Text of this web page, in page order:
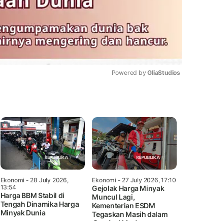
Powered by GliaStudios
Ekonomi - 28 July 2026,
13:54
Harga BBM Stabil di
Tengah Dinamika Harga
Minyak Dunia
Ekonomi- 27 July 2026, 17:10
Gejolak Harga Minyak
Muncul Lagi,
Kementerian ESDM
Tegaskan Masih dalam